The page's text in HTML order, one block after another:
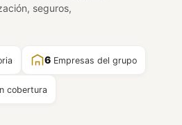
seguros,
6 Empresas del grupo
cobertura